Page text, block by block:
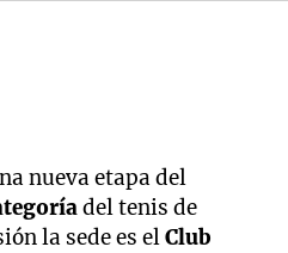
nueva etapa del
del tenis de
la sede es elClub